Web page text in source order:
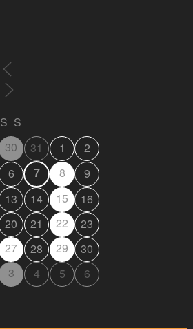
S S
30 31 1
2
6 7 8
9
13 14 15
16
20 21 22
23
27 28 29
30
3 4 5 6